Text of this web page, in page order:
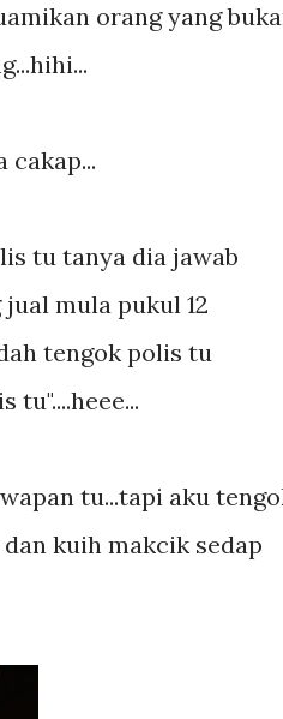
orang yang
tu tanya dia jawab
mula pukul 12
tengok polis tu
tu...tapi aku
kuih makcik sedap